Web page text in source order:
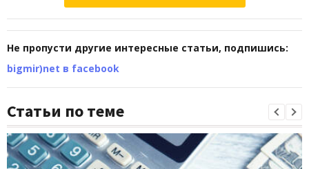
Не пропусти другие интересные статьи, подпишись:
bigmir)net в facebook
Статьи по теме